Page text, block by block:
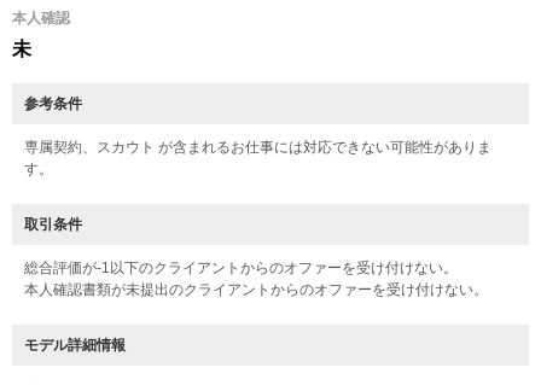
本人確認
未
参考条件
専属契約、スカウト が含まれるお仕事には対応できない可能性がありま
す。
取引条件
総合評価が-1以下のクライアントからのオファーを受け付けない。
本人確認書類が未提出のクライアントからのオファーを受け付けない。
モデル詳細情報